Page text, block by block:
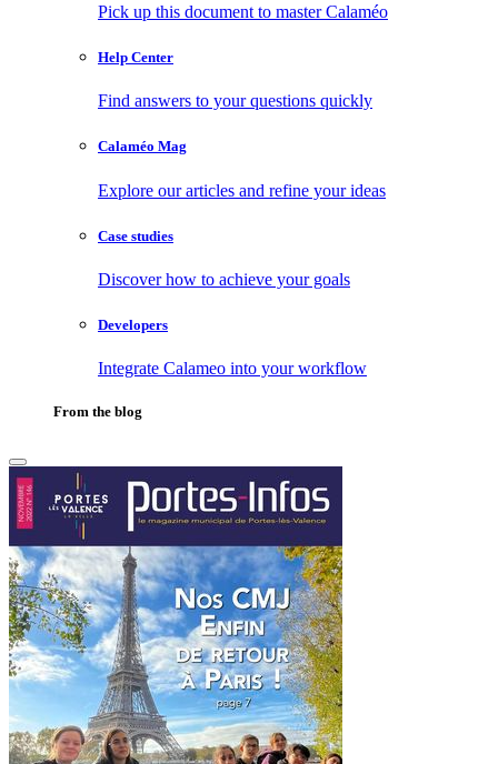
Pick up this document to master Calaméo
Help Center
Find answers to your questions quickly
Calaméo Mag
Explore our articles and refine your ideas
Case studies
Discover how to achieve your goals
Developers
Integrate Calameo into your workflow
From the blog